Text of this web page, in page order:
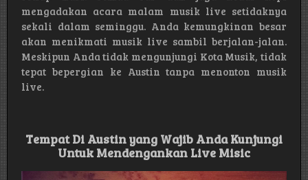
mengadakan acara malam musik live setidaknya
sekali dalam seminggu. Anda kemungkinan besar
akan menikmati musik live sambil berjalan-jalan.
Meskipun Anda tidak mengunjungi Kota Musik, tidak
tepat bepergian ke Austin tanpa menonton musik
live.
Tempat Di Austin yang Wajib Anda Kunjungi
Untuk Mendengankan Live Misic